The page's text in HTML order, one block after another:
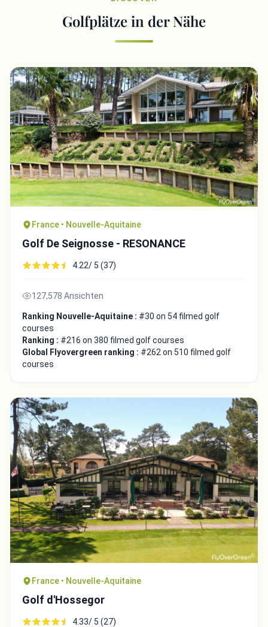
Golfplätze in der Nähe
France • Nouvelle-Aquitaine
Golf De Seignosse - RESONANCE
4.22/ 5 (37)
127,578 Ansichten
Ranking Nouvelle-Aquitaine : #30 on 54 filmed golf
courses
Ranking : #216 on 380 filmed golf courses
Global Flyovergreen ranking : #262 on 510 filmed golf
courses
France • Nouvelle-Aquitaine
Golf d'Hossegor
4.33/ 5 (27)